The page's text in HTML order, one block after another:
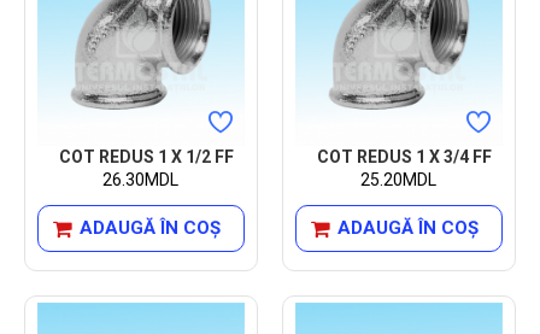
COT REDUS 1 X 1/2 FF
26.30MDL
ADAUGĂ ÎN COŞ
COT REDUS 1 X 3/4 FF
25.20MDL
ADAUGĂ ÎN COŞ